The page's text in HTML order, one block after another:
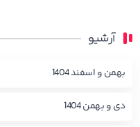
آرشیو
بهمن و اسفند 1404
دی و بهمن 1404